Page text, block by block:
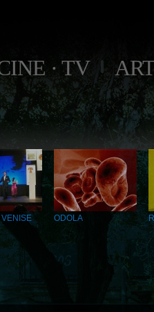
· TV
ODOLA